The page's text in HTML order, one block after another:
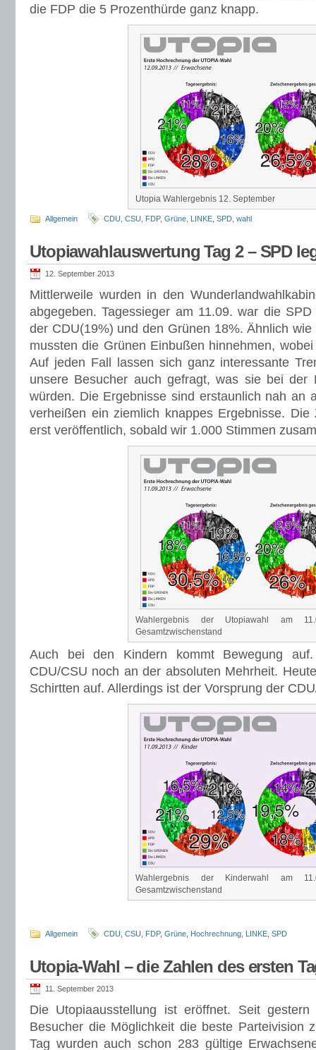
die FDP die 5 Prozenthürde ganz knapp.
Utopia Wahlergebnis 12. September
Allgemein CDU CSU FDP, Grüne LINKE SPD wahl
Utopiawahlauswertung Tag 2 – SPD
12. September 2013
Mittlerweile wurden in den
abgegeben. Tagessieger am 11.09. war die
der CDU(19%) und den Grünen 18%. Ähnlich
mussten die Grünen Einbußen hinnehmen,
Auf jeden Fall lassen sich ganz interessante
unsere Besucher auch gefragt, was sie bei der
würden. Die Ergebnisse sind erstaunlich nah an
verheißen ein ziemlich knappes Ergebnisse.
erst veröffentlich, sobald wir 1.000 Stimmen
Wahlergebnis der Utopiawahl am
Gesamtzwischenstand
Auch bei den Kindern kommt Bewegung auf.
CDU/CSU noch an der absoluten Mehrheit.
Schirtten auf. Allerdings ist der Vorsprung der
Wahlergebnis der Kinderwahl am
Gesamtzwischenstand
Allgemein CDU CSU FDP, Grüne Hochrechnung LINKE SPD
Utopia-Wahl – die Zahlen des ersten
11. September 2013
Die Utopiaausstellung ist eröffnet. Seit
Besucher die Möglichkeit die beste Parteivision
Tag wurden auch schon 283 gültige